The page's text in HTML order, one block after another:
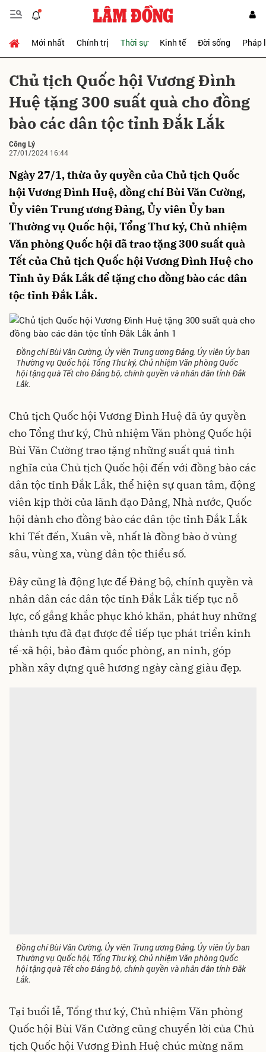
Mới nhất Chính trị Thời sự Kinh tế Đời sống Pháp
Chủ tịch Quốc hội Vương Đình
Huệ tặng 300 suất quà cho đồng
bào các dân tộc tỉnh Đắk Lắk
Công Lý
27/01/2024 16:44
Ngày 27/1, thừa ủy quyền của Chủ tịch Quốc
hội Vương Đình Huệ, đồng chí Bùi Văn Cường,
Ủy viên Trung ương Đảng, Ủy viên Ủy ban
Thường vụ Quốc hội, Tổng Thư ký, Chủ nhiệm
Văn phòng Quốc hội đã trao tặng 300 suất quà
Tết của Chủ tịch Quốc hội Vương Đình Huệ cho
Tỉnh ủy Đắk Lắk để tặng cho đồng bào các dân
tộc tỉnh Đắk Lắk.
Đồng chí Bùi Văn Cường, Ủy viên Trung ương Đảng, Ủy viên Ủy ban
Thường vụ Quốc hội, Tổng Thư ký, Chủ nhiệm Văn phòng Quốc
hội tặng quà Tết cho Đảng bộ, chính quyền và nhân dân tỉnh Đắk
Lắk.
Chủ tịch Quốc hội Vương Đình Huệ đã ủy quyền
cho Tổng thư ký, Chủ nhiệm Văn phòng Quốc hội
Bùi Văn Cường trao tặng những suất quá tình
nghĩa của Chủ tịch Quốc hội đến với đồng bào các
dân tộc tỉnh Đắk Lắk, thể hiện sự quan tâm, động
viên kịp thời của lãnh đạo Đảng, Nhà nước, Quốc
hội dành cho đồng bào các dân tộc tỉnh Đắk Lắk
khi Tết đến, Xuân về, nhất là đồng bào ở vùng
sâu, vùng xa, vùng dân tộc thiểu số.
Đây cũng là động lực để Đảng bộ, chính quyền và
nhân dân các dân tộc tỉnh Đắk Lắk tiếp tục nỗ
lực, cố gắng khắc phục khó khăn, phát huy những
thành tựu đã đạt được để tiếp tục phát triển kinh
tế-xã hội, bảo đảm quốc phòng, an ninh, góp
phần xây dựng quê hương ngày càng giàu đẹp.
Đồng chí Bùi Văn Cường, Ủy viên Trung ương Đảng, Ủy viên Ủy ban
Thường vụ Quốc hội, Tổng Thư ký, Chủ nhiệm Văn phòng Quốc
hội tặng quà Tết cho Đảng bộ, chính quyền và nhân dân tỉnh Đắk
Lắk.
Tại buổi lễ, Tổng thư ký, Chủ nhiệm Văn phòng
Quốc hội Bùi Văn Cường cũng chuyển lời của Chủ
tịch Quốc hội Vương Đình Huệ chúc mừng năm
Gửi bình luận
Hủy Gửi